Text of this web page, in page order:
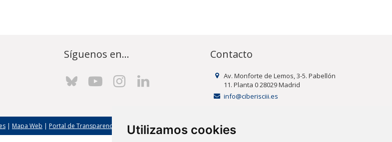
Utilizamos cookies
Síguenos en... Contacto
Av. Monforte de Lemos, 3-5. Pabellón
11. Planta 0 28029 Madrid
info@ciberisciii.es
| Mapa Web | Portal de Transparencia Política de seguridad